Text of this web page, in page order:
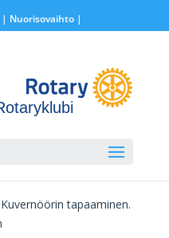
| Nuorisovaihto|
tapaaminen.